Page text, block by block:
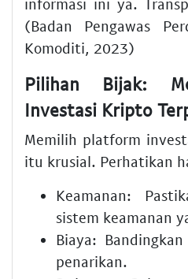
(Badan Pengawas
Komoditi, 2023)
Pilihan Bijak:
Investasi Kripto
Memilih platform
itu krusial. Perhatikan
Keamanan:
sistem keamanan
Biaya:
penarikan.